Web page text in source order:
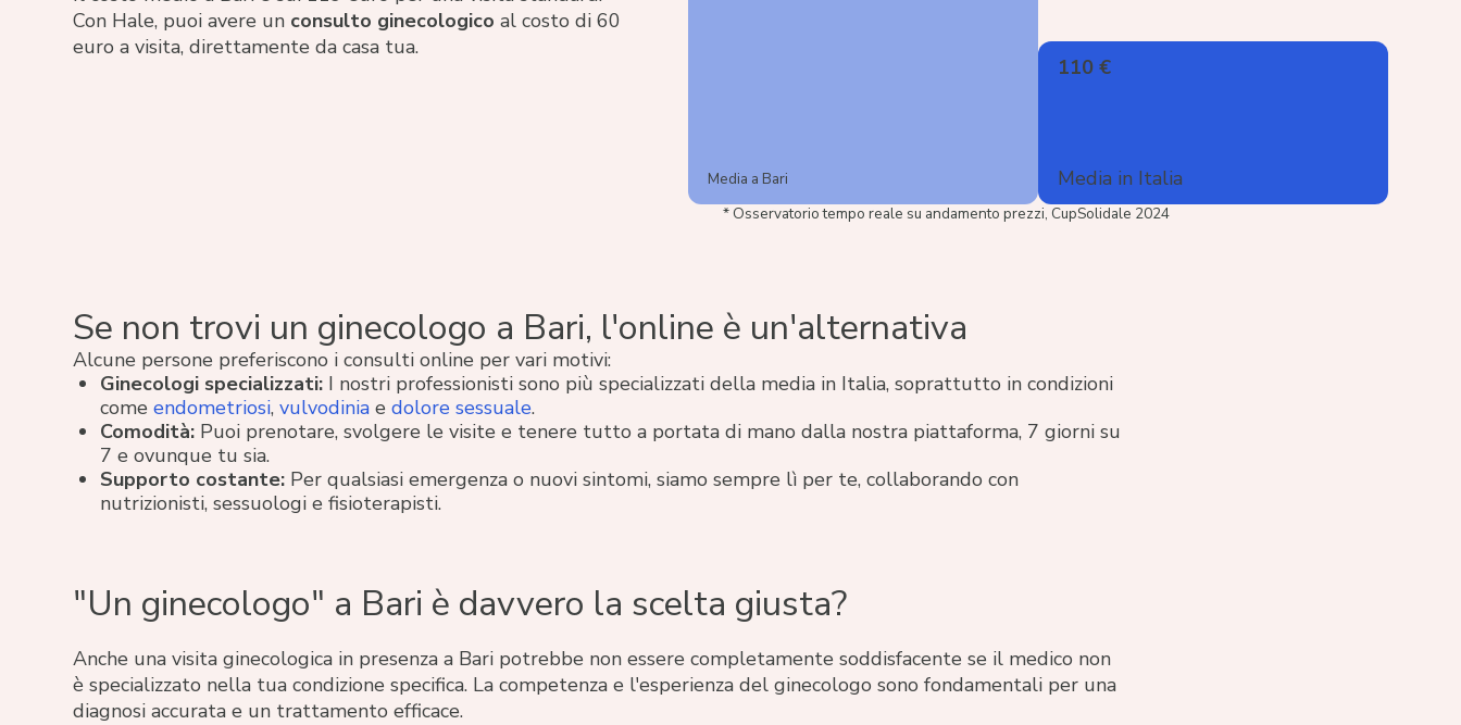
Con Hale, puoi avere un consulto ginecologico al costo di 60
euro a visita, direttamente da casa tua.
Media a Bari
110 €
Media in Italia
* Osservatorio tempo reale su andamento prezzi, CupSolidale 2024
Se non trovi un ginecologo a Bari, l'online è un'alternativa
Alcune persone preferiscono i consulti online per vari motivi:
Ginecologi specializzati:I nostri professionisti sono più specializzati della media in Italia, soprattutto in condizioni
come endometriosi, vulvodiniae dolore sessuale.
Comodità: Puoi prenotare, svolgere le visite e tenere tutto a portata di mano dalla nostra piattaforma, 7 giorni su
7 e ovunque tu sia.
Supporto costante: Per qualsiasi emergenza o nuovi sintomi, siamo sempre lì per te, collaborando con
nutrizionisti, sessuologi e fisioterapisti.
"Un ginecologo" a Bari è davvero la scelta giusta?
Anche una visita ginecologica in presenza a Bari potrebbe non essere completamente soddisfacente se il medico non
è specializzato nella tua condizione specifica. La competenza e l'esperienza del ginecologo sono fondamentali per una
diagnosi accurata e un trattamento efficace.